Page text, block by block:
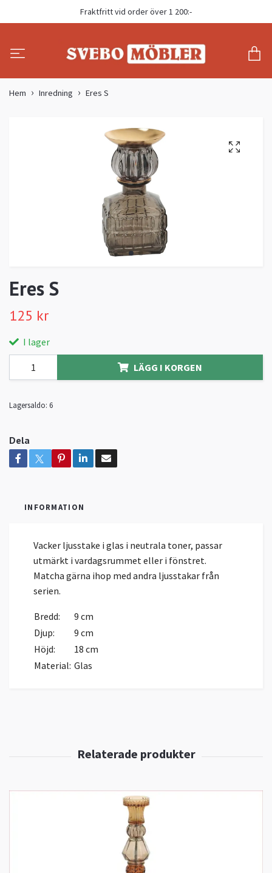
Fraktfritt vid order över 1 200:-
Hem Inredning Eres S
Eres S
125 kr
I lager
LÄGG I KORGEN
Lagersaldo: 6
Dela
INFORMATION
Vacker ljusstake i glas i neutrala toner, passar
utmärkt i vardagsrummet eller i fönstret.
Matcha gärna ihop med andra ljusstakar från
serien.
Bredd:
9 cm
Djup:
9 cm
Höjd:
18 cm
Material: Glas